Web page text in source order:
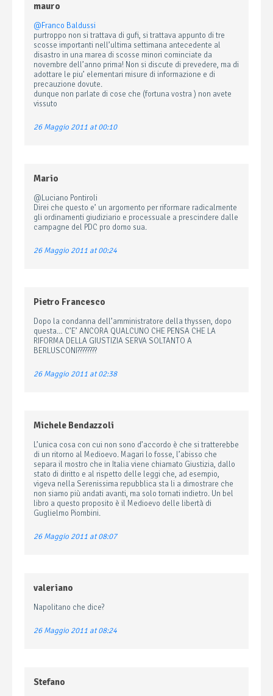
mauro
@Franco Baldussi
purtroppo non si trattava di gufi, si trattava appunto di tre
scosse importanti nell’ultima settimana antecedente al
disastro in una marea di scosse minori cominciate da
novembre dell’anno prima! Non si discute di prevedere, ma di
adottare le piu’ elementari misure di informazione e di
precauzione dovute.
dunque non parlate di cose che (fortuna vostra ) non avete
vissuto
26 Maggio 2011 at 00:10
Mario
@Luciano Pontiroli
Direi che questo e’ un argomento per riformare radicalmente
gli ordinamenti giudiziario e processuale a prescindere dalle
campagne del PDC pro domo sua.
26 Maggio 2011 at 00:24
Pietro Francesco
Dopo la condanna dell’amministratore della thyssen, dopo
questa… C’E’ ANCORA QUALCUNO CHE PENSA CHE LA
RIFORMA DELLA GIUSTIZIA SERVA SOLTANTO A
BERLUSCONI????????
26 Maggio 2011 at 02:38
Michele Bendazzoli
L’unica cosa con cui non sono d’accordo è che si tratterebbe
di un ritorno al Medioevo. Magari lo fosse, l’abisso che
separa il mostro che in Italia viene chiamato Giustizia, dallo
stato di diritto e al rispetto delle leggi che, ad esempio,
vigeva nella Serenissima repubblica sta li a dimostrare che
non siamo più andati avanti, ma solo tornati indietro. Un bel
libro a questo proposito è il Medioevo delle libertà di
Guglielmo Piombini.
26 Maggio 2011 at 08:07
valeriano
Napolitano che dice?
26 Maggio 2011 at 08:24
Stefano